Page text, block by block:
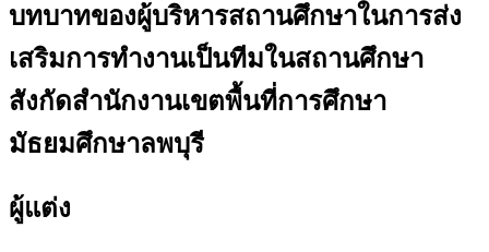
บทบาทของผู้บริหารสถานศึกษาในการส่ง
เสริมการทำงานเป็นทีมในสถานศึกษา
สังกัดสำนักงานเขตพื้นที่การศึกษา
มัธยมศึกษาลพบุรี
ผู้แต่ง